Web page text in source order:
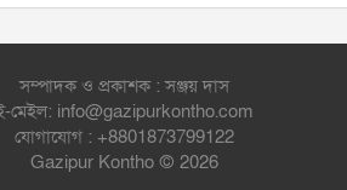
সম্পাদক ও প্রকাশক : সঞ্জয় দাস
মেইল: info@gazipurkontho.com
যোগাযোগ : +8801873799122
Gazipur Kontho © 2026